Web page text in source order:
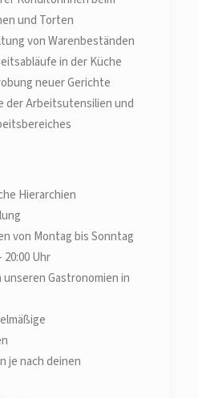
und Torten
von Warenbeständen
in der Küche
neuer Gerichte
der Arbeitsutensilien und
Hierarchien
von Montag bis Sonntag
Uhr
Gastronomien in
je nach deinen